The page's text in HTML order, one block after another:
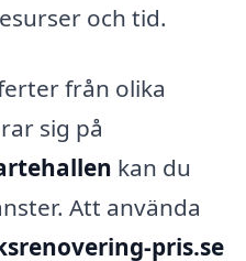
och tid.
från olika
sig på
kan du
Att använda
pris.se